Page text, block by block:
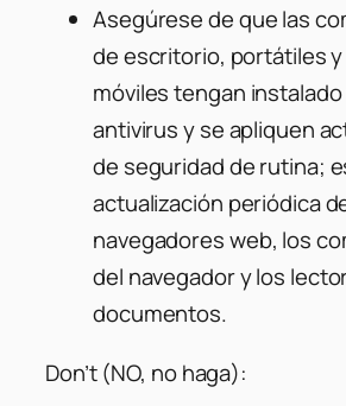
Asegúrese de que las
de escritorio, portátiles
móviles tengan
antivirus y se apliquen
de seguridad de rutina;
actualización periódica
navegadores web, los
del navegador y los
documentos.
Don’t (NO, no haga):